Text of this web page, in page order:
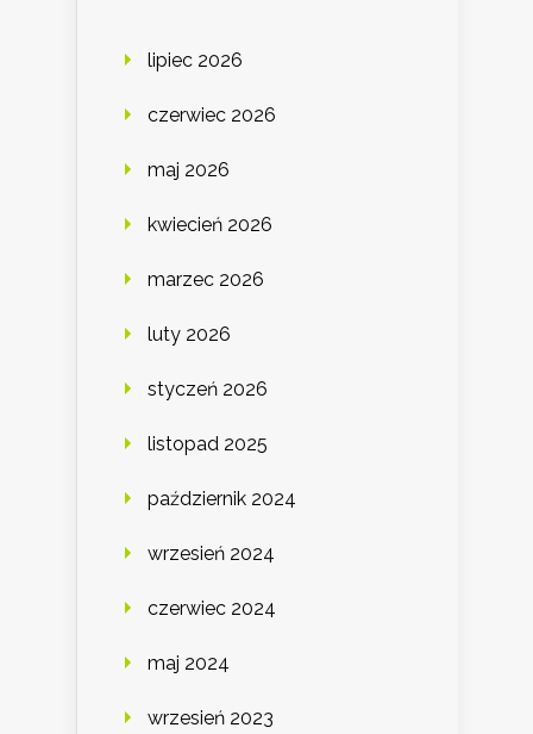
lipiec 2026
czerwiec 2026
maj 2026
kwiecień 2026
marzec 2026
luty 2026
styczeń 2026
listopad 2025
październik 2024
wrzesień 2024
czerwiec 2024
maj 2024
wrzesień 2023